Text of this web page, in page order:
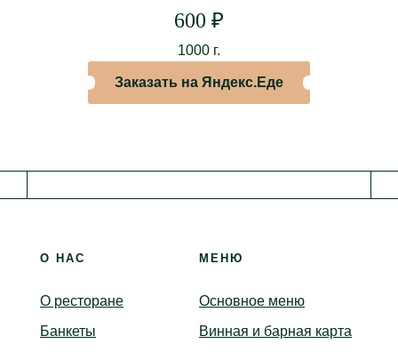
Каминный зал
Зал «Союз 2.0»
Кабинет
Библиотека
600 ₽
1000 г.
Заказать на Яндекс.Еде
О НАС
О ресторане
Банкеты
МЕНЮ
Основное меню
Винная и барная карта